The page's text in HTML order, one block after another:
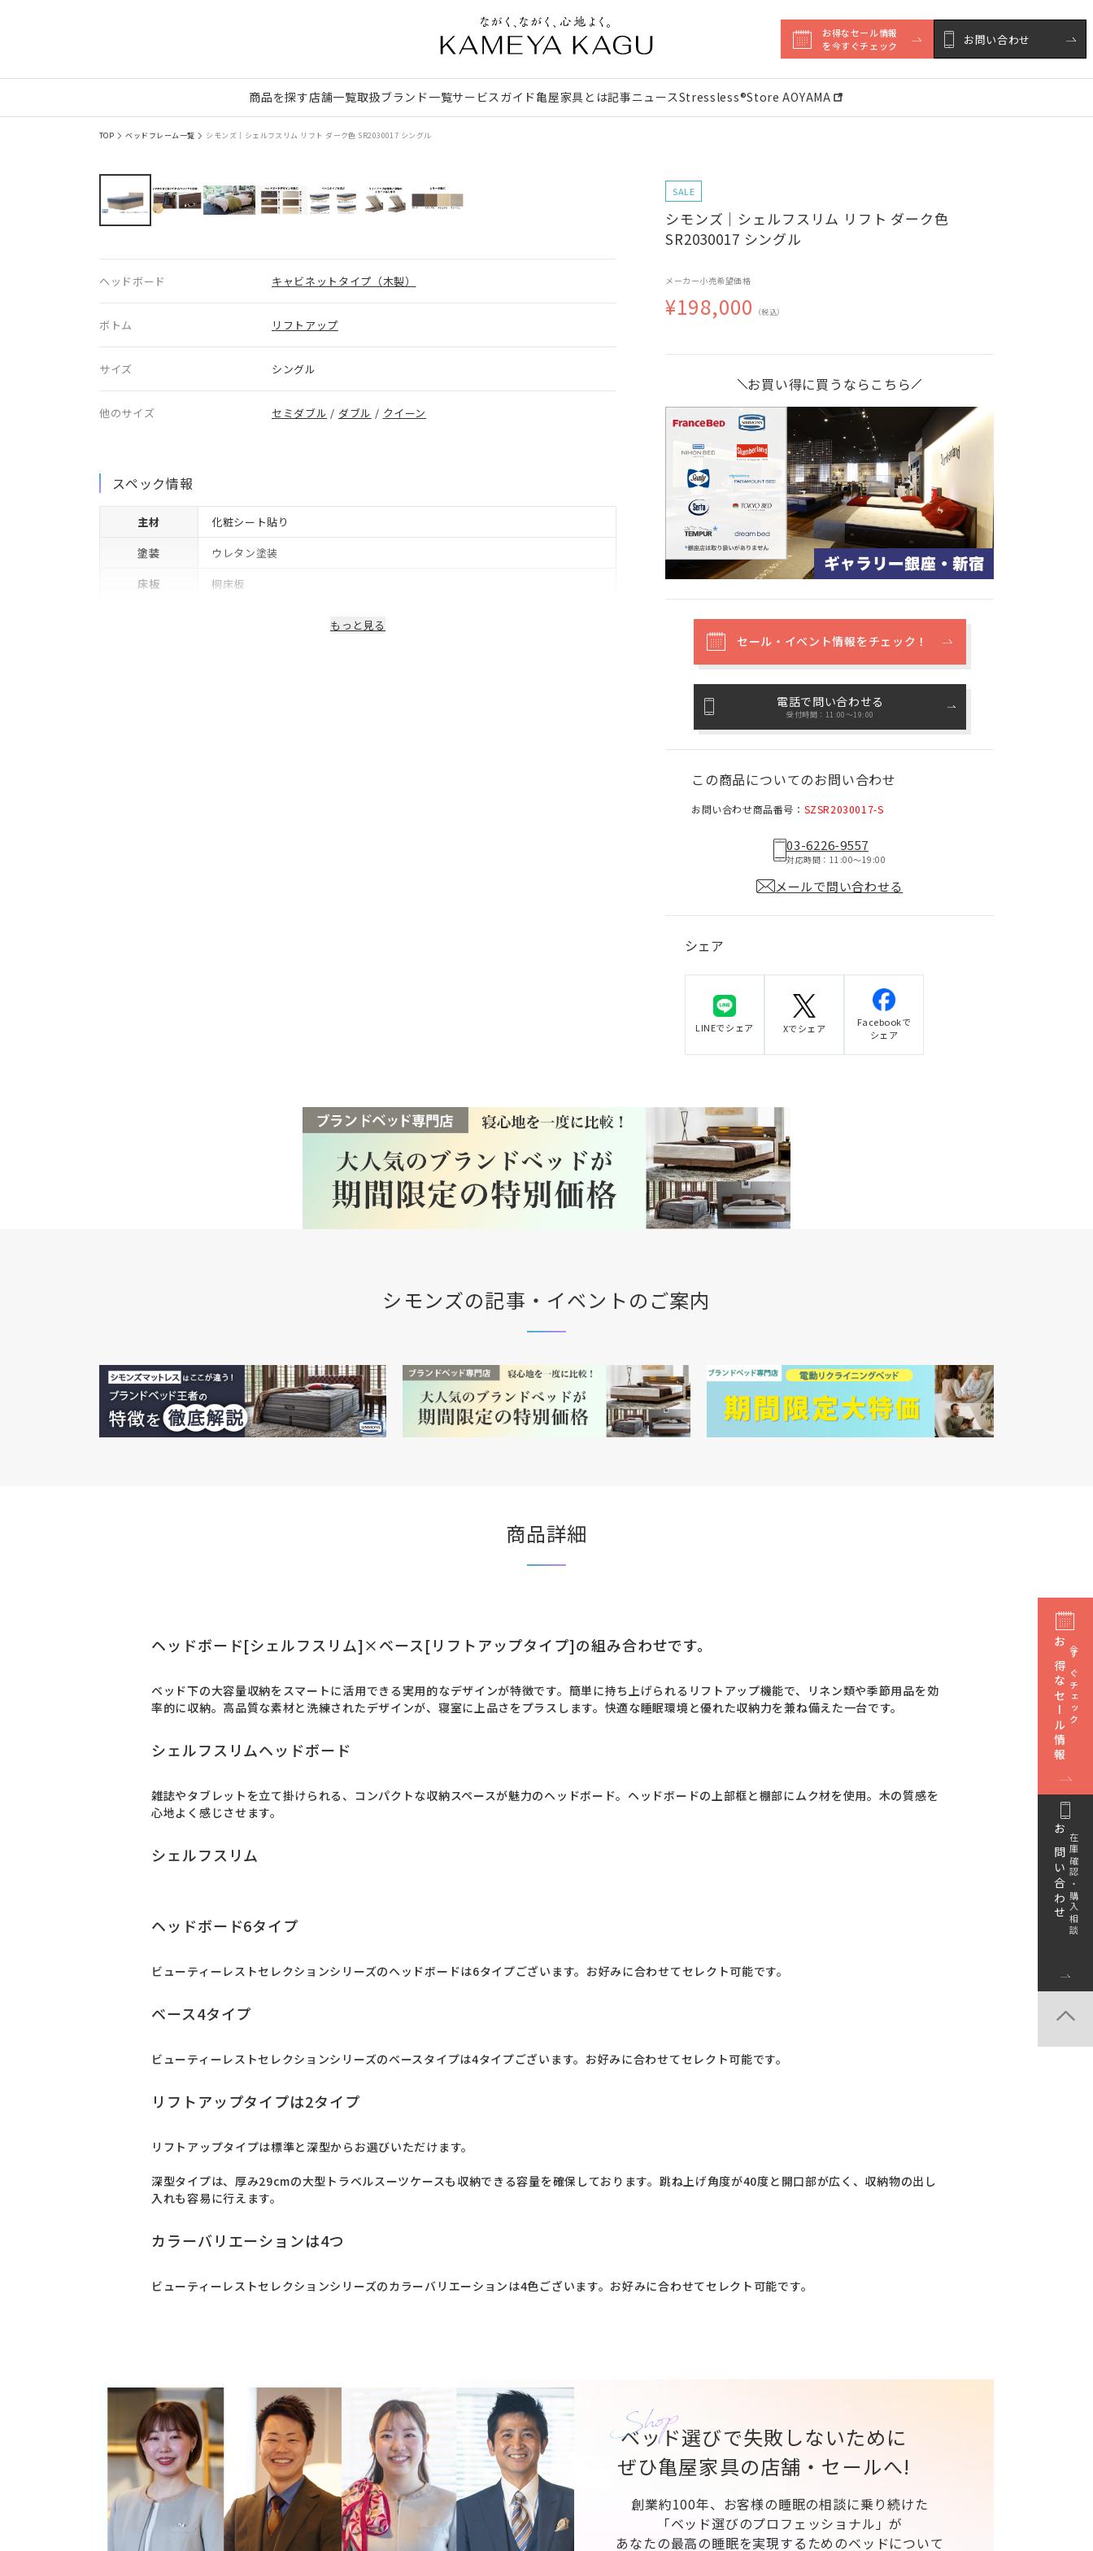
お得なセール情報
を今すぐチェック
お問い合わせ
商品を探す店舗一覧取扱ブランド一覧サービスガイド亀屋家具とは記事ニュースStressless®︎Store AOYAMA
TOP ベッドフレーム一覧 シモンズ｜シェルフスリム リフト ダーク色 SR2030017 シングル
ヘッドボード キャビネットタイプ（木製）
ボトム リフトアップ
サイズ シングル
他のサイズ セミダブル / ダブル / クイーン
スペック情報
主材
化粧シート貼り
塗装
ウレタン塗装
床板
桐床板
もっと見る
SALE
シモンズ｜シェルフスリム リフト ダーク色
SR2030017 シングル
メーカー小売希望価格
¥198,000 （税込）
お買い得に買うならこちら
セール・イベント情報をチェック！
電話で問い合わせる
受付時間：11:00〜19:00
この商品についてのお問い合わせ
お問い合わせ商品番号： SZSR2030017-S
03-6226-9557
対応時間：11:00〜19:00
メールで問い合わせる
シェア
LINEでシェア Xでシェア
Facebookで
シェア
シモンズの記事・イベントのご案内
商品詳細
ヘッドボード[シェルフスリム]×ベース[リフトアップタイプ]の組み合わせです。
ベッド下の大容量収納をスマートに活用できる実用的なデザインが特徴です。簡単に持ち上げられるリフトアップ機能で、リネン類や季節用品を効
率的に収納。高品質な素材と洗練されたデザインが、寝室に上品さをプラスします。快適な睡眠環境と優れた収納力を兼ね備えた一台です。
シェルフスリムヘッドボード
雑誌やタブレットを立て掛けられる、コンパクトな収納スペースが魅力のヘッドボード。ヘッドボードの上部框と棚部にムク材を使用。木の質感を
心地よく感じさせます。
シェルフスリム
ヘッドボード6タイプ
ビューティーレストセレクションシリーズのヘッドボードは6タイプございます。お好みに合わせてセレクト可能です。
ベース4タイプ
ビューティーレストセレクションシリーズのベースタイプは4タイプございます。お好みに合わせてセレクト可能です。
リフトアップタイプは2タイプ
リフトアップタイプは標準と深型からお選びいただけます。
深型タイプは、厚み29cmの大型トラベルスーツケースも収納できる容量を確保しております。跳ね上げ角度が40度と開口部が広く、収納物の出し
入れも容易に行えます。
カラーバリエーションは4つ
ビューティーレストセレクションシリーズのカラーバリエーションは4色ございます。お好みに合わせてセレクト可能です。
ベッド選びで失敗しないために
ぜひ亀屋家具の店舗・セールへ!
創業約100年、お客様の睡眠の相談に乗り続けた
「ベッド選びのプロフェッショナル」が
あなたの最高の睡眠を実現するためのベッドについて
今すぐチェック
お得なセール情報
お問い合わせ在庫確認・購入相談